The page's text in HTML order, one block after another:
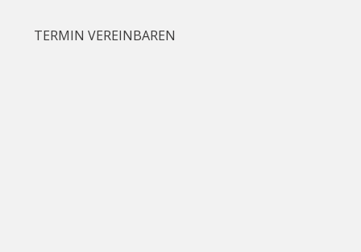
TERMIN VEREINBAREN